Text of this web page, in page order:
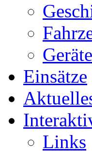
Geräte
Einsätze
Links